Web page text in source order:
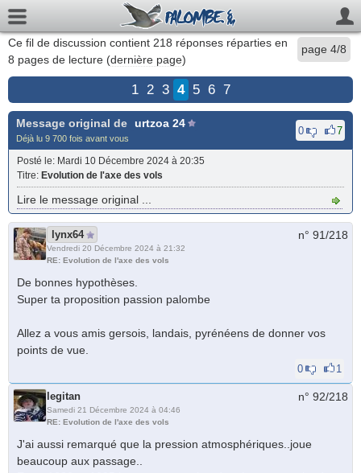
page 4/8
Ce fil de discussion contient 218 réponses réparties en
8 pages de lecture (dernière page)
1 2 3 4 5 6 7
Message original de urtzoa 24
Déjà lu 9 700 fois avant vous
0 7
Posté le: Mardi 10 Décembre 2024 à 20:35
Titre: Evolution de l'axe des vols
Lire le message original ...
lynx64
Vendredi 20 Décembre 2024 à 21:32
RE: Evolution de l'axe des vols
n° 91/218
De bonnes hypothèses.
Super ta proposition passion palombe
Allez a vous amis gersois, landais, pyrénéens de donner vos
points de vue.
0 1
legitan
Samedi 21 Décembre 2024 à 04:46
RE: Evolution de l'axe des vols
n° 92/218
J'ai aussi remarqué que la pression atmosphériques..joue
beaucoup aux passage..